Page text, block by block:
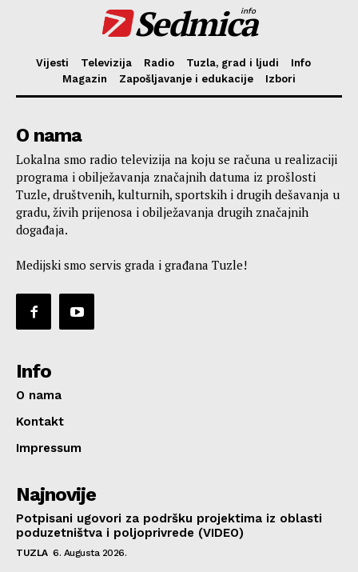
Sedmica
info
Vijesti Televizija Radio Tuzla, grad i ljudi
Info
Magazin
Zapošljavanje i edukacije Izbori
O nama
Lokalna smo radio televizija na koju se računa u realizaciji
programa i obilježavanja značajnih datuma iz prošlosti
Tuzle, društvenih, kulturnih, sportskih i drugih dešavanja u
gradu, živih prijenosa i obilježavanja drugih značajnih
događaja.
Medijski smo servis grada i građana Tuzle!
Info
O nama
Kontakt
Impressum
Najnovije
Potpisani ugovori za podršku projektima iz oblasti
poduzetništva i poljoprivrede (VIDEO)
TUZLA 6. Augusta 2026.